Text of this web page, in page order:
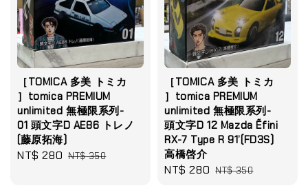
［TOMICA 多美 トミカ
］tomica PREMIUM
unlimited 無極限系列-
01 頭文字D AE86 トレノ
(藤原拓海)
Sale
NT$ 280 Regular
NT$ 350
［TOMICA 多美 トミカ
］tomica PREMIUM
unlimited 無極限系列-
頭文字D 12 Mazda Ẽfini
RX-7 Type R 91’(FD3S)
高橋啓介
Sale
NT$ 280 Regular
NT$ 350